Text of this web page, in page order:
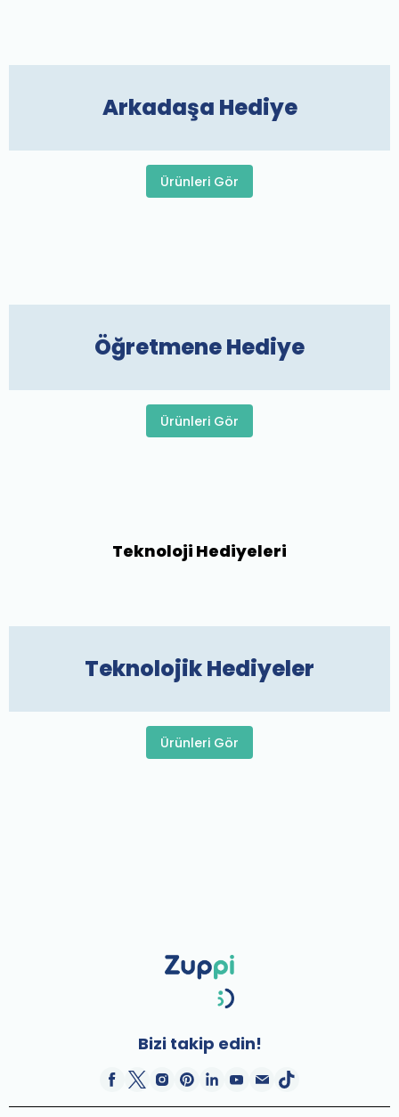
Arkadaşa Hediye
Ürünleri Gör
Öğretmene Hediye
Ürünleri Gör
Teknoloji Hediyeleri
Teknolojik Hediyeler
Ürünleri Gör
Bizi takip edin!